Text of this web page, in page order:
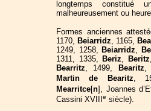
longtemps constitué
malheureusement ou
Formes anciennes
1170, Beiarridz, 1165,
1249, 1258, Beiarridz,
1311, 1335, Beriz, Beritz
Bearritz, 1499, Bearitz,
Martin de Bearitz,
Mearritce[n], Joannes
Cassini XVIII
e siècle).